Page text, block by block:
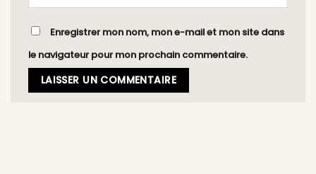
Enregistrer mon nom, mon e-mail et mon site dans
le navigateur pour mon prochain commentaire.